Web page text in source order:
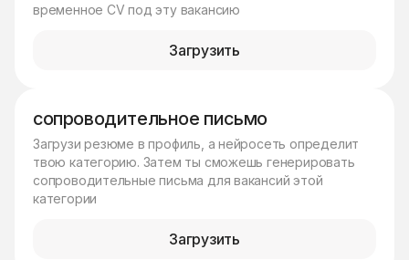
временное CV под эту вакансию
Загрузить
сопроводительное письмо
Загрузи резюме в профиль, а нейросеть определит
твою категорию. Затем ты сможешь генерировать
сопроводительные письма для вакансий этой
категории
Загрузить